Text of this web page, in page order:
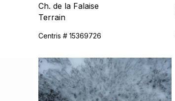
Ch. de la Falaise
Terrain
Centris # 15369726